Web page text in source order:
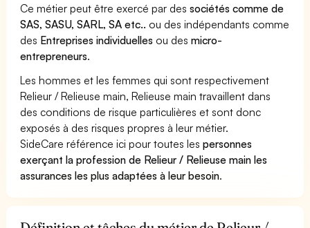
Ce métier peut être exercé par dessociétés comme de
SAS, SASU, SARL, SA etc.. ou des indépendants comme
des Entreprises individuelles ou desmicro-
entrepreneurs.
Les hommes et les femmes qui sont respectivement
Relieur / Relieuse main, Relieuse main travaillent dans
des conditions de risque particulières et sont donc
exposés à des risques propres à leur métier.
SideCare référence ici pour toutes lespersonnes
exerçant la profession de Relieur / Relieuse main les
assurances les plus adaptées à leur besoin.